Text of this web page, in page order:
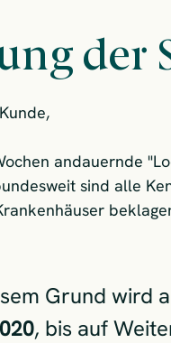
der
andauernde
sind alle
Grund wird
, bis auf